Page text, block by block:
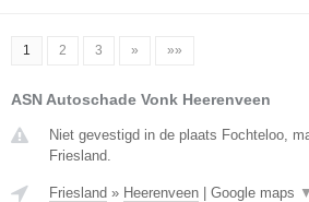
1 2 3 » »»
ASN Autoschade Vonk Heerenveen
Niet gevestigd in de plaats Fochteloo,
Friesland.
Friesland » Heerenveen Google maps ▼